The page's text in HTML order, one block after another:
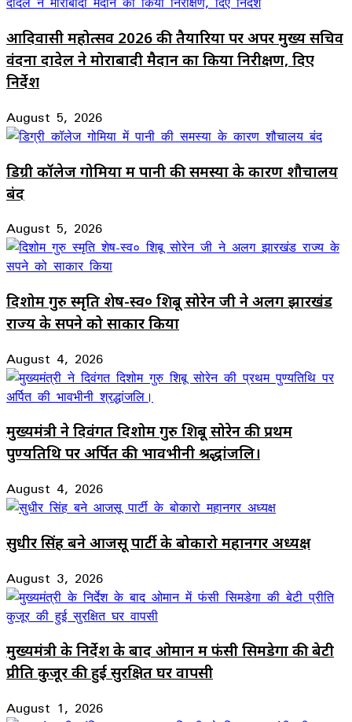
आदिवासी महोत्सव 2026 की तैयारियों पर अपर मुख्य सचिव
वंदना दादेल ने मोराबादी मैदान का किया निरीक्षण, दिए
निर्देश
August 5, 2026
डिग्री कॉलेज गोमिया में पानी की समस्या के कारण शौचालय
बंद
August 5, 2026
दिशोम गुरु स्मृति शेष-स्व० शिबू सोरेन जी ने अलग झारखंड
राज्य के सपने को साकार किया
August 4, 2026
मुख्यमंत्री ने दिवंगत दिशोम गुरु शिबू सोरेन की प्रथम
पुण्यतिथि पर अर्पित की भावभीनी श्रद्धांजलि।
August 4, 2026
सुधीर सिंह बने आजसू पार्टी के बोकारो महानगर अध्यक्ष
August 3, 2026
मुख्यमंत्री के निर्देश के बाद ओमान में फंसी सिमडेगा की बेटी
प्रीति कुजूर की हुई सुरक्षित घर वापसी
August 1, 2026